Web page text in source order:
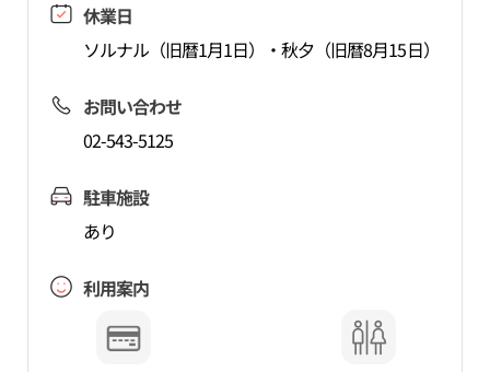
休業日
ソルナル（旧暦1月1日）・秋夕（旧暦8月15日）
お問い合わせ
02-543-5125
駐車施設
あり
利用案内